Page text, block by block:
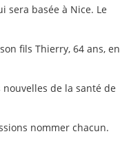
sera basée à Nice. Le
fils Thierry, 64 ans, en
de la santé de
nommer chacun.